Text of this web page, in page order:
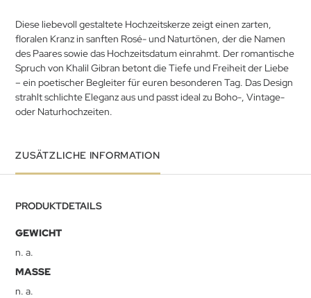
Diese liebevoll gestaltete Hochzeitskerze zeigt einen zarten,
floralen Kranz in sanften Rosé- und Naturtönen, der die Namen
des Paares sowie das Hochzeitsdatum einrahmt. Der romantische
Spruch von Khalil Gibran betont die Tiefe und Freiheit der Liebe
– ein poetischer Begleiter für euren besonderen Tag. Das Design
strahlt schlichte Eleganz aus und passt ideal zu Boho-, Vintage-
oder Naturhochzeiten.
ZUSÄTZLICHE INFORMATION
PRODUKTDETAILS
GEWICHT
n. a.
MASSE
n. a.